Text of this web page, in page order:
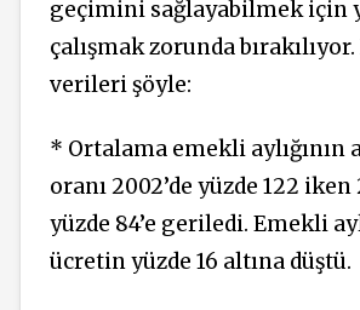
geçimini sağlayabilmek için
çalışmak zorunda bırakılıyor.
verileri şöyle:
* Ortalama emekli aylığının
oranı 2002’de yüzde 122 iken
yüzde 84’e geriledi. Emekli
ücretin yüzde 16 altına düştü.